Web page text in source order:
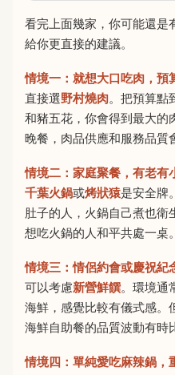
看完上面幾家，你可能還是
給你更直接的建議。
情境一：就想大口吃肉，預
直接選野村燒肉。把預算點
和豬五花，你會得到最大的
晚餐，肉品供應和服務品質
情境二：家庭聚餐，有老有
千葉火鍋或烤狀猿是安全牌
肚子的人，火鍋自己煮也衛
想吃火鍋的人和平共處一桌。
情境三：情侶約會或慶祝紀
可以考慮新營鮮饌。環境通
海鮮，感覺比較有儀式感。
海鮮自助餐的品質波動有時
情境四：單純愛吃麻辣鍋，